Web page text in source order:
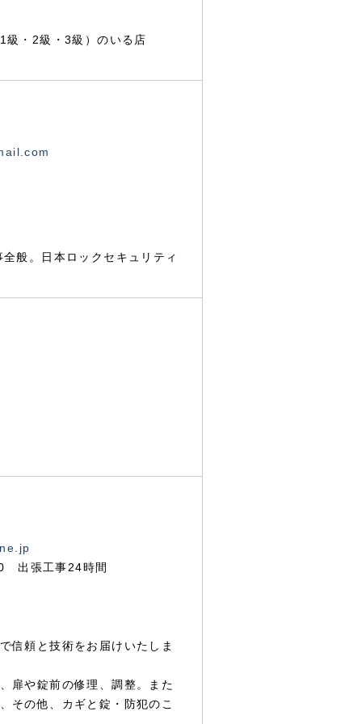
・2級・3級）のいる店
般。日本ロックセキュリティ
出張工事24時間
信頼と技術をお届けいたしま
扉や錠前の修理、調整。また
その他、カギと錠・防犯のこ